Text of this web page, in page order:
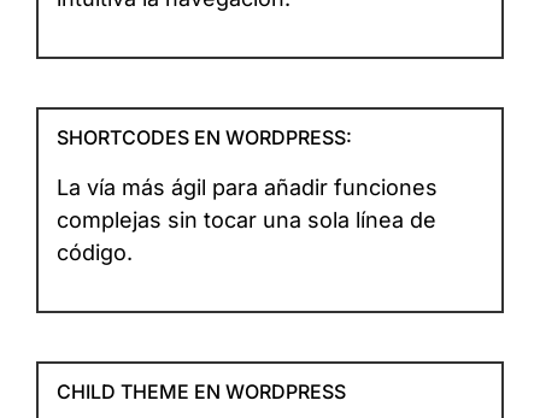
SHORTCODES EN WORDPRESS:
La vía más ágil para añadir funciones
complejas sin tocar una sola línea de
código.
CHILD THEME EN WORDPRESS